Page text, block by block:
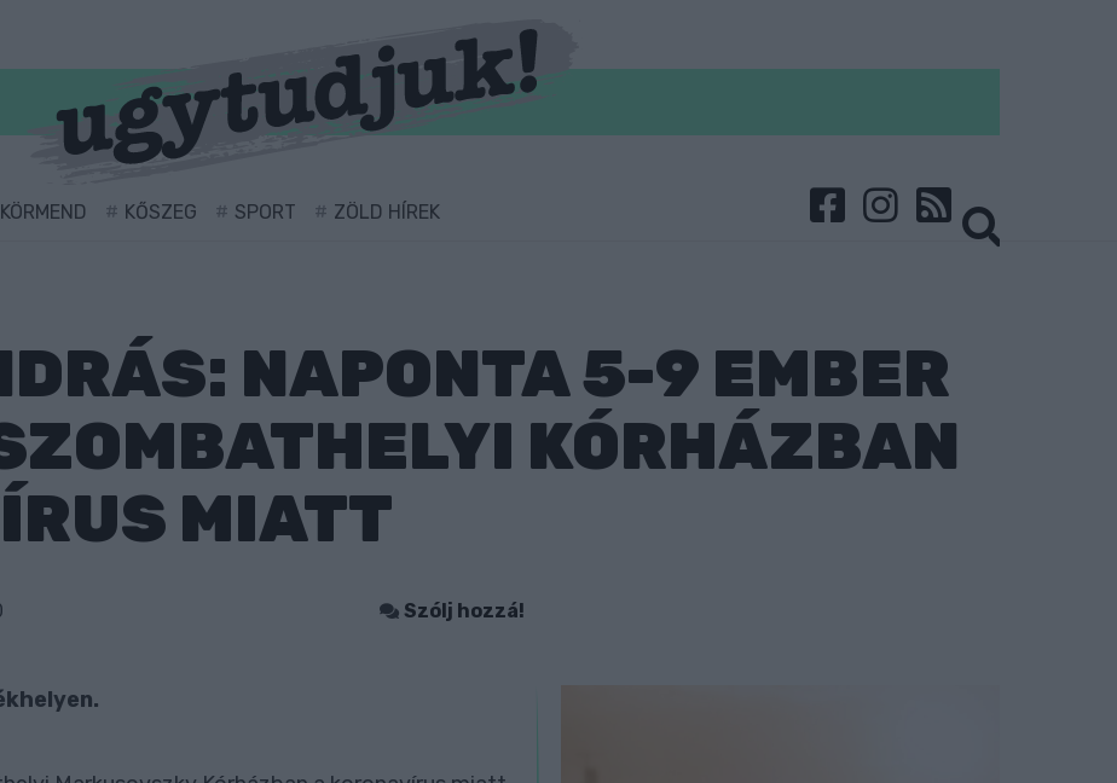
KÖRMEND KŐSZEG SPORT ZÖLD HÍREK
NAPONTA 5-9 EMBER
KÓRHÁZBAN
MIATT
Szólj hozzá!